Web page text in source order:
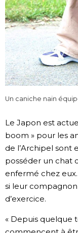
Un caniche nain
Le Japon est
boom » pour les
de l’Archipel sont
posséder un chat
enfermé chez
si leur
d’exercice.
« Depuis quelque